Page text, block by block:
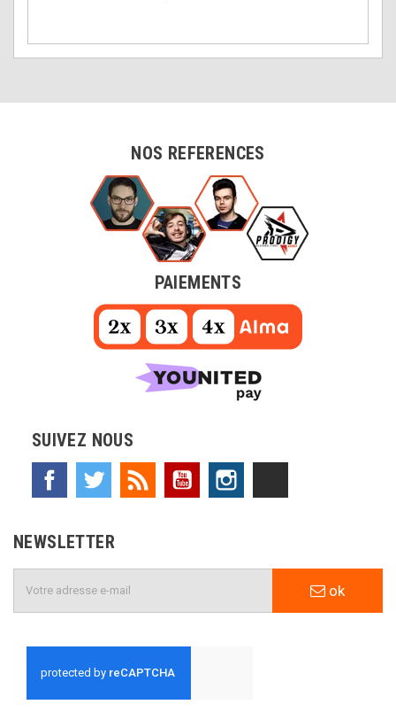
NOS REFERENCES
PAIEMENTS
SUIVEZ NOUS
Facebook Twitter Rss YouTube
NEWSLETTER
ok